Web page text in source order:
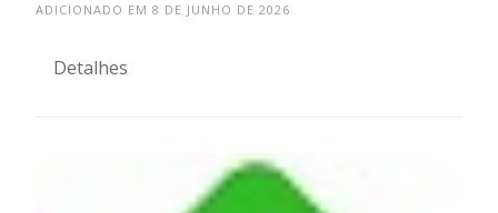
ADICIONADO EM 8 DE JUNHO DE 2026
Detalhes